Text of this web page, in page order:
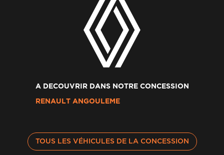
A DECOUVRIR DANS NOTRE CONCESSION
RENAULT ANGOULEME
TOUS LES VÉHICULES DE LA CONCESSION